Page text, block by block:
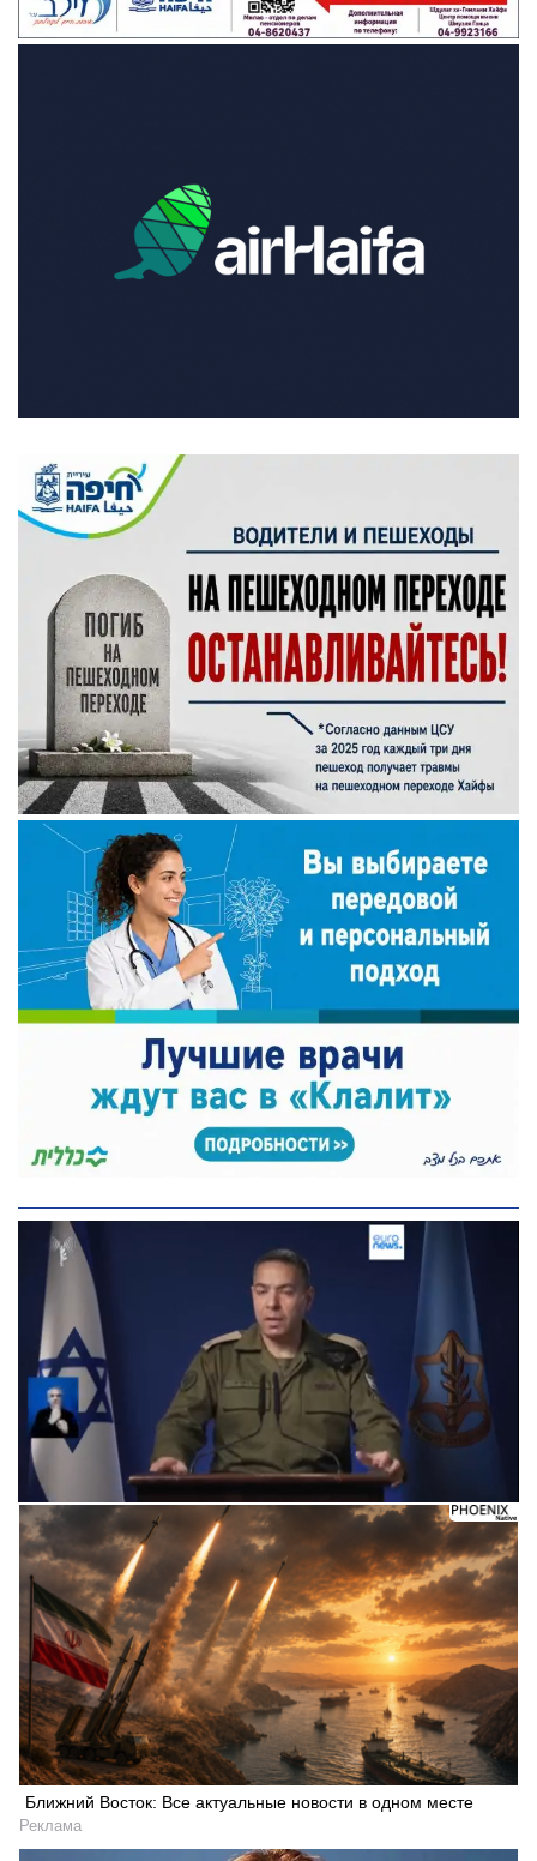
Следующее видео через 5 Отмена
Ближний Восток: Все актуальные новости в одном месте
Реклама